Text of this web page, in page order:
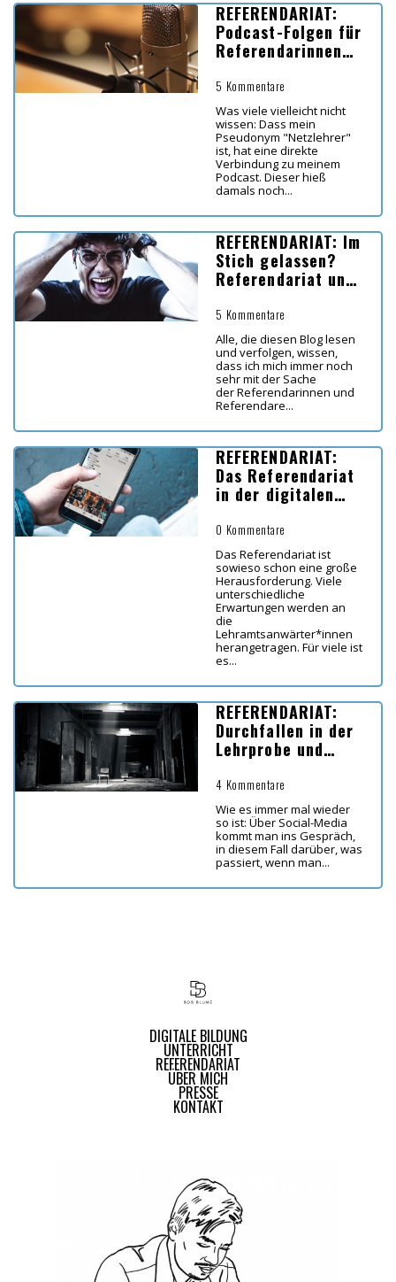
REFERENDARIAT:
Podcast-Folgen für
Referendarinnen
5 Kommentare
Was viele vielleicht nicht
wissen: Dass mein
Pseudonym "Netzlehrer"
ist, hat eine direkte
Verbindung zu meinem
Podcast. Dieser hieß
damals noch...
REFERENDARIAT: Im
Stich gelassen?
Referendariat und
leidige Thema
5 Kommentare
Alle, die diesen Blog lesen
und verfolgen, wissen,
dass ich mich immer noch
sehr mit der Sache
der Referendarinnen und
Referendare...
REFERENDARIAT:
Das Referendariat
in der digitalen
0 Kommentare
Das Referendariat ist
sowieso schon eine große
Herausforderung. Viele
unterschiedliche
Erwartungen werden an
die
Lehramtsanwärter*innen
herangetragen. Für viele ist
es...
REFERENDARIAT:
Durchfallen in der
Lehrprobe und
4 Kommentare
Wie es immer mal wieder
so ist: Über Social-Media
kommt man ins Gespräch,
in diesem Fall darüber, was
passiert, wenn man...
DIGITALE BILDUNG
UNTERRICHT
REFERENDARIAT
ÜBER MICH
PRESSE
KONTAKT